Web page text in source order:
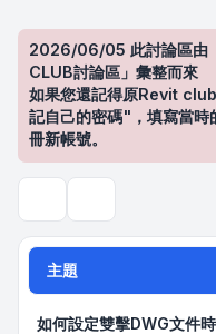
2026/06/05 此討論區由
CLUB討論區」彙整而來
如果您還記得原Revit
記自己的密碼"，填寫當時
冊新帳號。
主題
如何設定雙擊DWG文件